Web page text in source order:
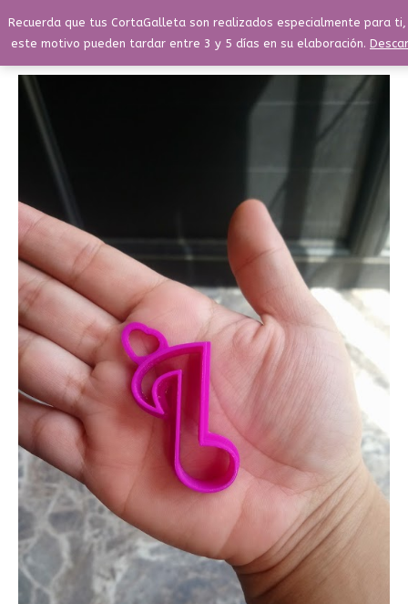
Recuerda que tus CortaGalleta son realizados especialmente para
este motivo pueden tardar entre 3 y 5 días en su elaboración.
al
contenido
Menú
Menú
Buscar
Nota